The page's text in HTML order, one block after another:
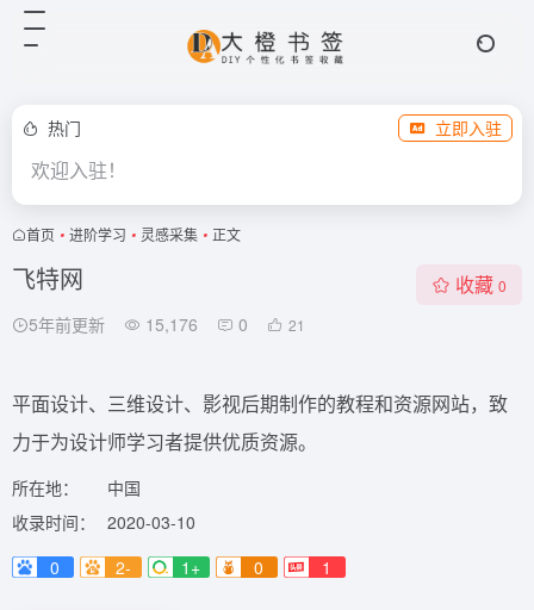
热门 立即入驻
欢迎入驻！
首页 • 进阶学习 • 灵感采集 • 正文
飞特网
5年前更新 15,176 0 21
收藏 0
平面设计、三维设计、影视后期制作的教程和资源网站，致
力于为设计师学习者提供优质资源。
所在地：
中国
收录时间：
2020-03-10
0
2- 1+ 0 1